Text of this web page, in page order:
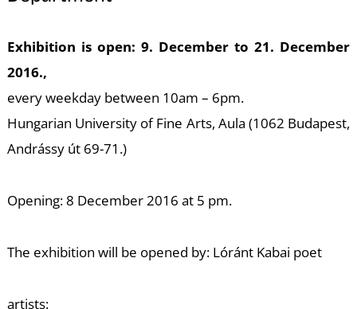
Exhibition is open: 9. December to 21. December
2016.,
every weekday between 10am – 6pm.
Hungarian University of Fine Arts, Aula (1062 Budapest,
Andrássy út 69-71.)
Opening: 8 December 2016 at 5 pm.
The exhibition will be opened by: Lóránt Kabai poet
artists: